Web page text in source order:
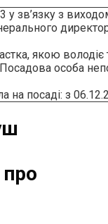
у зв’язку з
якою володiє
особа
на посадi: з